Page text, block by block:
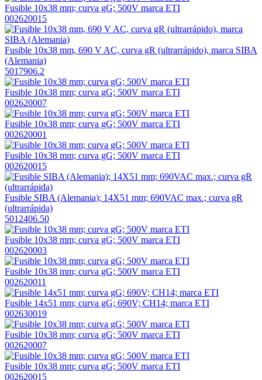
Fusible 10x38 mm; curva gG; 500V marca ETI
002620015
Fusible 10x38 mm, 690 V AC, curva gR (ultrarrápido), marca SIBA
(Alemania)
5017906.2
Fusible 10x38 mm; curva gG; 500V marca ETI
002620007
Fusible 10x38 mm; curva gG; 500V marca ETI
002620001
Fusible 10x38 mm; curva gG; 500V marca ETI
002620015
Fusible SIBA (Alemania); 14X51 mm; 690VAC max.; curva gR
(ultrarrápida)
5012406.50
Fusible 10x38 mm; curva gG; 500V marca ETI
002620003
Fusible 10x38 mm; curva gG; 500V marca ETI
002620011
Fusible 14x51 mm; curva gG; 690V; CH14; marca ETI
002630019
Fusible 10x38 mm; curva gG; 500V marca ETI
002620007
Fusible 10x38 mm; curva gG; 500V marca ETI
002620015